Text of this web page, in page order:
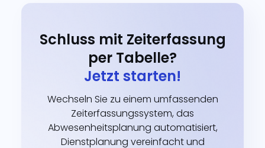
Schluss mit Zeiterfassung
per Tabelle?
Jetzt starten!
Wechseln Sie zu einem umfassenden
Zeiterfassungssystem, das
Abwesenheitsplanung automatisiert,
Dienstplanung vereinfacht und